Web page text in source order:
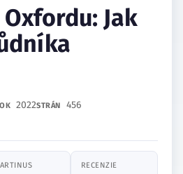
Jak
2022STRÁN 456
RECENZIE